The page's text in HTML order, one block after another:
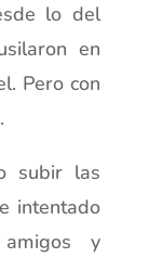
lo del
en
Pero con
subir las
intentado
y